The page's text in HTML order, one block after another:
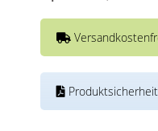
Produktsicherheit